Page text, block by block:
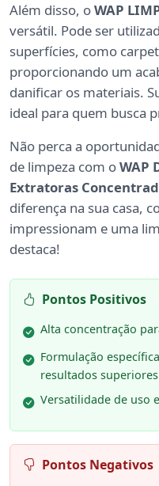
Além disso, oWAP
versátil. Pode ser
superfícies, como
proporcionando um
danificar os materiais.
ideal para quem busca
Não perca a
de limpeza com oWAP
Extratoras
diferença na sua casa,
impressionam e uma
destaca!
Pontos Positivos
Alta concentração
Formulação
resultados superiores
Versatilidade de uso
Pontos Negativos